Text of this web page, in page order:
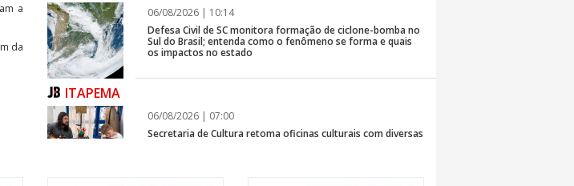
a
da
06/08/2026 | 10:14
Defesa Civil de SC monitora formação de ciclone-bomba no
Sul do Brasil; entenda como o fenômeno se forma e quais
os impactos no estado
ITAPEMA
06/08/2026 | 07:00
Secretaria de Cultura retoma oficinas culturais com diversas